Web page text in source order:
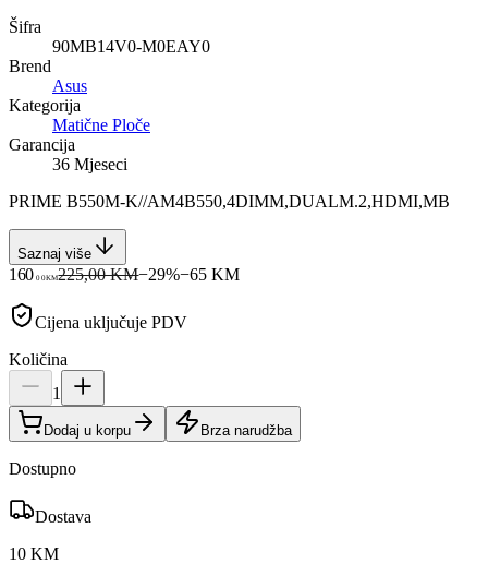
Šifra
90MB14V0-M0EAY0
Brend
Asus
Kategorija
Matične Ploče
Garancija
36 Mjeseci
PRIME B550M-K//AM4B550,4DIMM,DUALM.2,HDMI,MB
Saznaj više
160 00KM225,00 KM−29%−65 KM
Cijena uključuje PDV
Količina
1
Dodaj u korpu Brza narudžba
Dostupno
Dostava
10 KM